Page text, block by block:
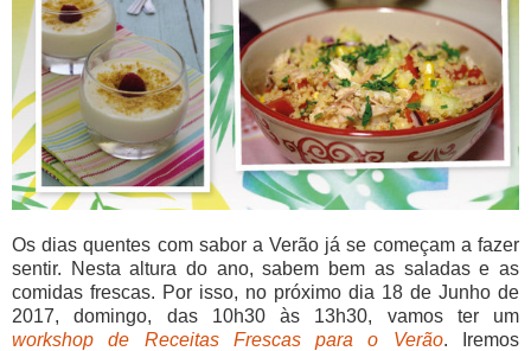
Os dias quentes com sabor a Verão já se começam a fazer
sentir. Nesta altura do ano, sabem bem as saladas e as
comidas frescas. Por isso, no próximo dia 18 de Junho de
2017, domingo, das 10h30 às 13h30, vamos ter um
workshop de Receitas Frescas para o Verão. Iremos